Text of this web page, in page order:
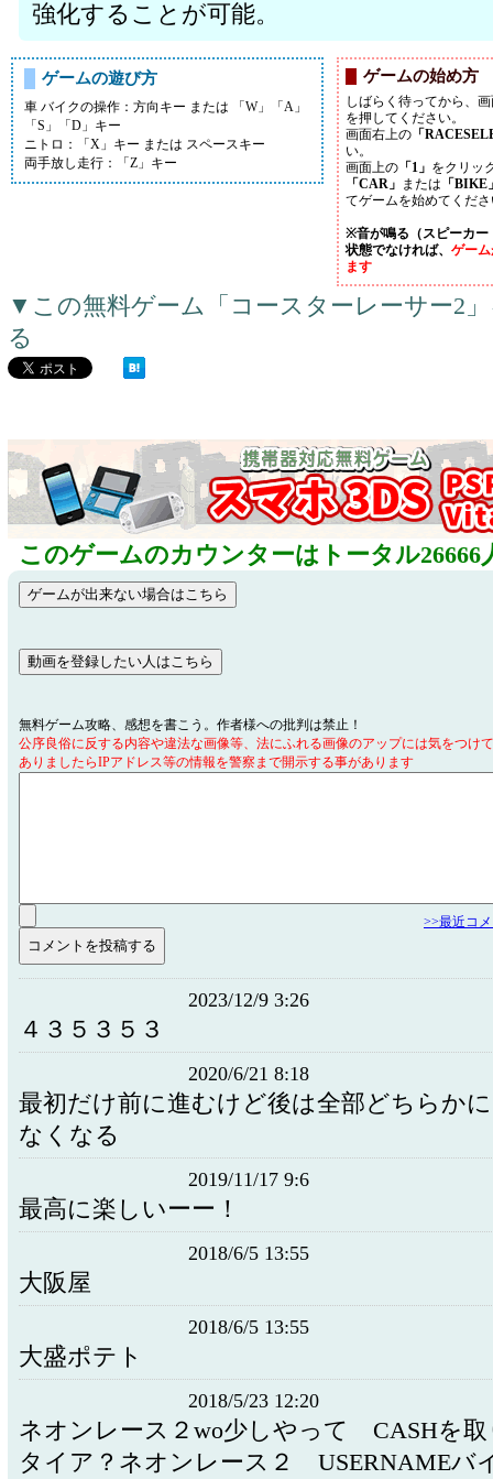
強化することが可能。
ゲームの遊び方
車 バイクの操作：方向キー または 「W」「A」
「S」「D」キー
ニトロ：「X」キー または スペースキー
両手放し走行：「Z」キー
ゲームの始め方
しばらく待ってから、
を押してください。
画面右上の 「
い。
画面上の 「1」 をクリッ
「CAR」 または 「BIKE
てゲームを始めてくだ
※音が鳴る（スピーカー
状態でなければ、 ゲー
ます
▼この無料ゲーム「コースターレーサー2
る
このゲームのカウンターはトータル26666
無料ゲーム攻略、感想を書こう。作者様への批判は禁止！
公序良俗に反する内容や違法な画像等、法にふれる画像のアップには気をつけ
ありましたらIPアドレス等の情報を警察まで開示する事があります
>>最近コ
2023/12/9 3:26
４３５３５３
2020/6/21 8:18
最初だけ前に進むけど後は全部どちらか
なくなる
2019/11/17 9:6
最高に楽しいーー！
2018/6/5 13:55
大阪屋
2018/6/5 13:55
大盛ポテト
2018/5/23 12:20
ネオンレース２wo少しやって CASHを
タイア？ネオンレース２ USERNAMEバ